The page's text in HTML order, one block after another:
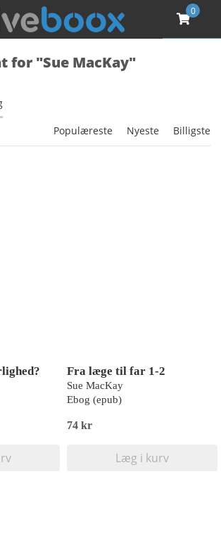
0
for "Sue MacKay"
Populæreste Nyeste Billigste
Fra læge til far 1-2
Sue MacKay
Ebog (epub)
74 kr
Læg i kurv